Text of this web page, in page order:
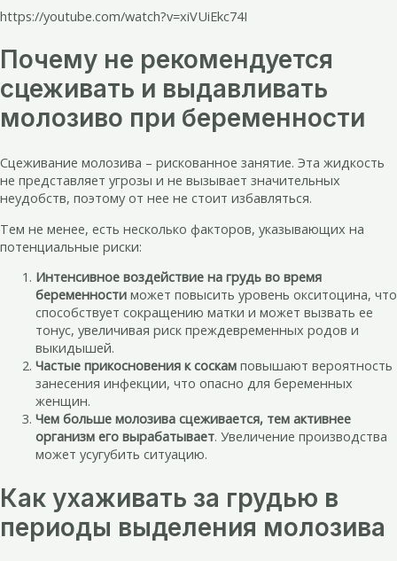
https://youtube.com/watch?v=xiVUiEkc74I
Почему не рекомендуется
сцеживать и выдавливать
молозиво при беременности
Сцеживание молозива – рискованное занятие. Эта жидкость
не представляет угрозы и не вызывает значительных
неудобств, поэтому от нее не стоит избавляться.
Тем не менее, есть несколько факторов, указывающих на
потенциальные риски:
Интенсивное воздействие на грудь во время
беременности может повысить уровень окситоцина, что
способствует сокращению матки и может вызвать ее
тонус, увеличивая риск преждевременных родов и
выкидышей.
Частые прикосновения к соскам повышают вероятность
занесения инфекции, что опасно для беременных
женщин.
Чем больше молозива сцеживается, тем активнее
организм его вырабатывает. Увеличение производства
может усугубить ситуацию.
Как ухаживать за грудью в
периоды выделения молозива